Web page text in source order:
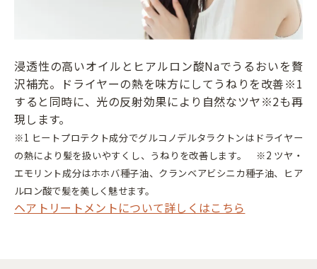
浸透性の高いオイルとヒアルロン酸Naでうるおいを贅
沢補充。ドライヤーの熱を味方にしてうねりを改善※1
すると同時に、光の反射効果により自然なツヤ※2も再
現します。
※1 ヒートプロテクト成分でグルコノデルタラクトンはドライヤー
の熱により髪を扱いやすくし、うねりを改善します。 ※2 ツヤ・
エモリント成分はホホバ種子油、クランベアビシニカ種子油、ヒア
ルロン酸で髪を美しく魅せます。
ヘアトリートメントについて詳しくはこちら